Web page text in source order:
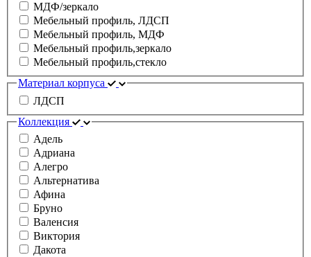
МДФ/зеркало
Мебельный профиль, ЛДСП
Мебельный профиль, МДФ
Мебельный профиль,зеркало
Мебельный профиль,стекло
Материал корпуса
ЛДСП
Коллекция
Адель
Адриана
Алегро
Альтернатива
Афина
Бруно
Валенсия
Виктория
Дакота